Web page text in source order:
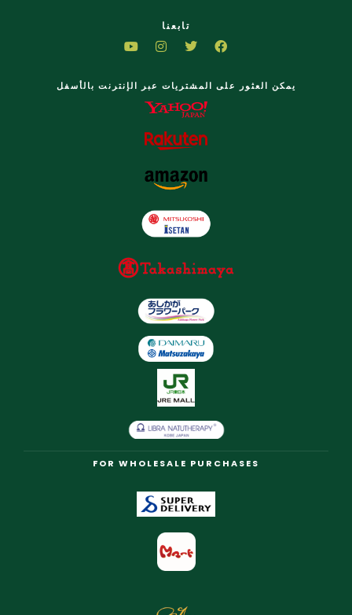
تابعنا
يمكن العثور على المشتريات عبر الإنترنت بالأسفل
FOR WHOLESALE PURCHASES